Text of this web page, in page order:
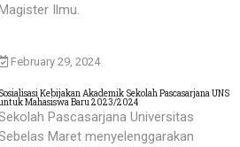
Ilmu.
February 29, 2024
Sosialisasi Kebijakan Akademik Sekolah Pascasarjana UNS
Mahasiswa Baru 2023/2024
Pascasarjana Universitas
Maret menyelenggarakan